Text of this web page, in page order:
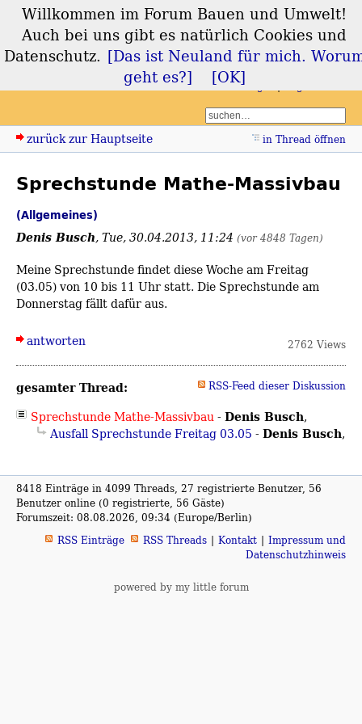
Forum Bauen und
Umwelt
zurück zur Hauptseite in Thread öffnen
Sprechstunde Mathe-Massivbau
(Allgemeines)
Denis Busch,Tue, 30.04.2013, 11:24 (vor 4848 Tagen)
Meine Sprechstunde findet diese Woche am Freitag
(03.05) von 10 bis 11 Uhr statt. Die Sprechstunde am
Donnerstag fällt dafür aus.
antworten 2762 Views
gesamter Thread: RSS-Feed dieser Diskussion
Sprechstunde Mathe-Massivbau- Denis Busch,
Ausfall Sprechstunde Freitag 03.05 - Denis Busch,
8418 Einträge in 4099 Threads, 27 registrierte Benutzer, 56
Benutzer online (0 registrierte, 56 Gäste)
Forumszeit: 08.08.2026, 09:34 (Europe/Berlin)
RSS Einträge
RSS Threads Kontakt
Impressum und
Datenschutzhinweis
powered by my little forum
Willkommen im Forum Bauen und Umwelt!
Auch bei uns gibt es natürlich Cookies und
Datenschutz. [Das ist Neuland für mich.
geht es?]
[OK]